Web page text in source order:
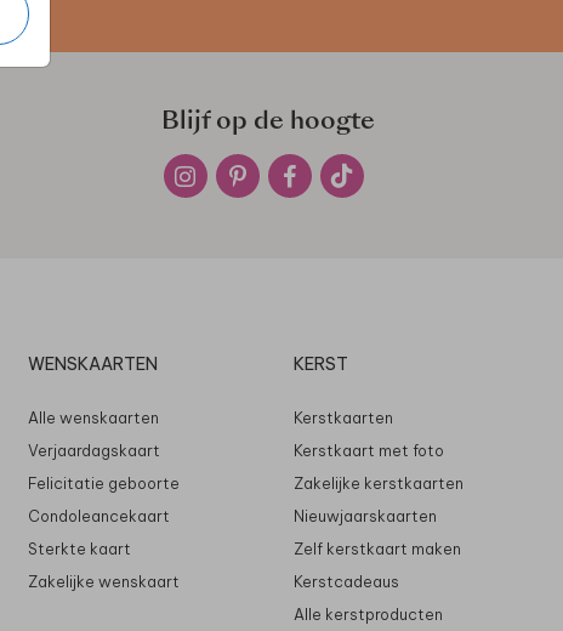
Blijf op de hoogte
WENSKAARTEN
Alle wenskaarten
Verjaardagskaart
Felicitatie geboorte
Condoleancekaart
Sterkte kaart
Zakelijke wenskaart
KERST
Kerstkaarten
Kerstkaart met foto
Zakelijke kerstkaarten
Nieuwjaarskaarten
Zelf kerstkaart maken
Kerstcadeaus
Alle kerstproducten